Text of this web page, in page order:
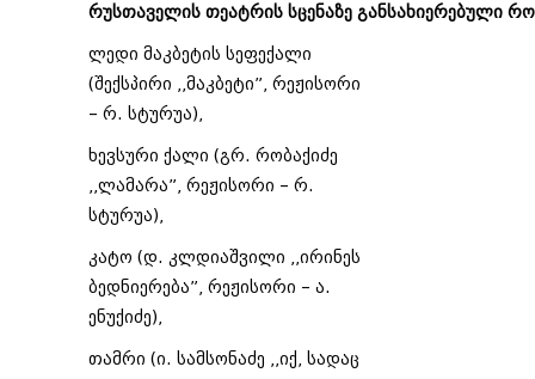
რუსთაველის თეატრის სცენაზე განსახიერებული
ლედი მაკბეტის სეფექალი
(შექსპირი ,,მაკბეტი”, რეჟისორი
– რ. სტურუა),
ხევსური ქალი (გრ. რობაქიძე
,,ლამარა”, რეჟისორი – რ.
სტურუა),
კატო (დ. კლდიაშვილი ,,ირინეს
ბედნიერება”, რეჟისორი – ა.
ენუქიძე),
თამრი (ი. სამსონაძე ,,იქ, სადაც